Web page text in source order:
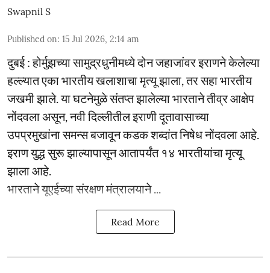
Swapnil S
Published on: 15 Jul 2026, 2:14 am
दुबई : होर्मुझच्या सामुद्रधुनीमध्ये दोन जहाजांवर इराणने केलेल्या
हल्ल्यात एका भारतीय खलाशाचा मृत्यू झाला, तर सहा भारतीय
जखमी झाले. या घटनेमुळे संतप्त झालेल्या भारताने तीव्र आक्षेप
नोंदवला असून, नवी दिल्लीतील इराणी दूतावासाच्या
उपप्रमुखांना समन्स बजावून कडक शब्दांत निषेध नोंदवला आहे.
इराण युद्ध सुरू झाल्यापासून आतापर्यंत १४ भारतीयांचा मृत्यू
झाला आहे.
भारताने यूएईच्या संरक्षण मंत्रालयाने ...
Read More